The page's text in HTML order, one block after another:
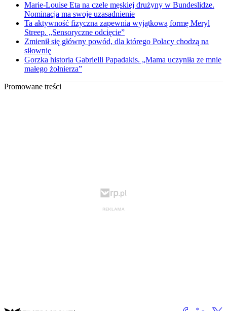
Marie-Louise Eta na czele męskiej drużyny w Bundeslidze.
Nominacja ma swoje uzasadnienie
Ta aktywność fizyczna zapewnia wyjątkową formę Meryl
Streep. „Sensoryczne odcięcie”
Zmienił się główny powód, dla którego Polacy chodzą na
siłownię
Gorzka historia Gabrielli Papadakis. „Mama uczyniła ze mnie
małego żołnierza”
Promowane treści